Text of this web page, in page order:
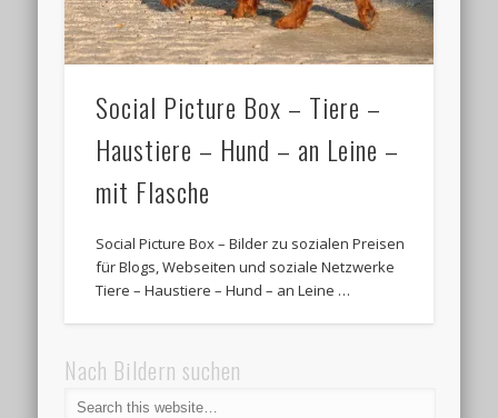
Social Picture Box – Tiere –
Haustiere – Hund – an Leine –
mit Flasche
Social Picture Box – Bilder zu sozialen Preisen
für Blogs, Webseiten und soziale Netzwerke
Tiere – Haustiere – Hund – an Leine …
Nach Bildern suchen